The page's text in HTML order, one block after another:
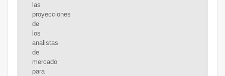
las
proyecciones
de
los
analistas
de
mercado
para